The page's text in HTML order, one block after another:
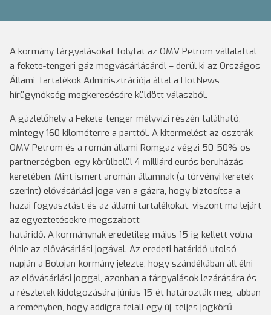
A kormány tárgyalásokat folytat az OMV Petrom vállalattal
a fekete-tengeri gáz megvásárlásáról – derül ki az Országos
Állami Tartalékok Adminisztrációja által a HotNews
hírügynökség megkeresésére küldött válaszból.
A gázlelőhely a Fekete-tenger mélyvízi részén található,
mintegy 160 kilométerre a parttól. A kitermelést az osztrák
OMV Petrom és a román állami Romgaz végzi 50-50%-os
partnerségben, egy körülbelül 4 milliárd eurós beruházás
keretében. Mint ismert aromán államnak (a törvényi keretek
szerint) elővásárlási joga van a gázra, hogy biztosítsa a
hazai fogyasztást és az állami tartalékokat, viszont ma lejárt
az egyeztetésekre megszabott
határidő. A kormánynak eredetileg május 15-ig kellett volna
élnie az elővásárlási jogával. Az eredeti határidő utolsó
napján a Bolojan-kormány jelezte, hogy szándékában áll élni
az elővásárlási joggal, azonban a tárgyalások lezárására és
a részletek kidolgozására június 15-ét határozták meg, abban
a reményben, hogy addigra feláll egy új, teljes jogkörű